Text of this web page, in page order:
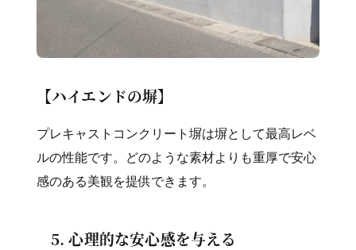
【ハイエンドの塀】
プレキャストコンクリート塀は塀として最高レベ
ルの性能です。どのような素材よりも重厚で安心
感のある美観を提供できます。
5. 心理的な安心感を与える